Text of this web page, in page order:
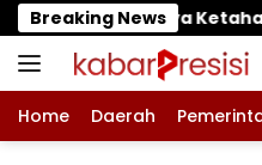
Langsung
ke
konten
Breaking News
Pangan Nasional
Home Daerah